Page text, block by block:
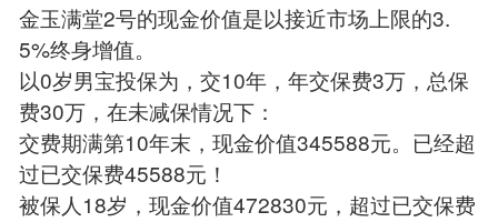
金玉满堂2号的现金价值是以接近市场上限的3.
5%终身增值。
以0岁男宝投保为，交10年，年交保费3万，总保
费30万，在未减保情况下：
交费期满第10年末，现金价值345588元。已经超
过已交保费45588元！
被保人18岁，现金价值472830元，超过已交保费